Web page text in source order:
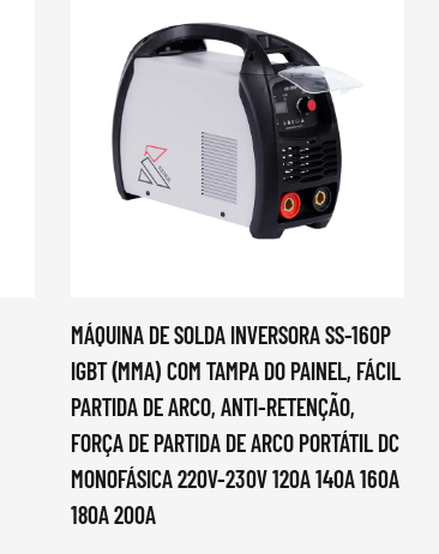
MÁQUINA DE SOLDA INVERSORA SS-160P
IGBT (MMA) COM TAMPA DO PAINEL, FÁCIL
PARTIDA DE ARCO, ANTI-RETENÇÃO,
FORÇA DE PARTIDA DE ARCO PORTÁTIL DC
MONOFÁSICA 220V-230V 120A 140A 160A
180A 200A